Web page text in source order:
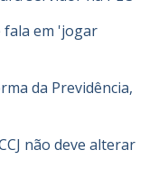
fala em 'jogar
da Previdência,
não deve alterar